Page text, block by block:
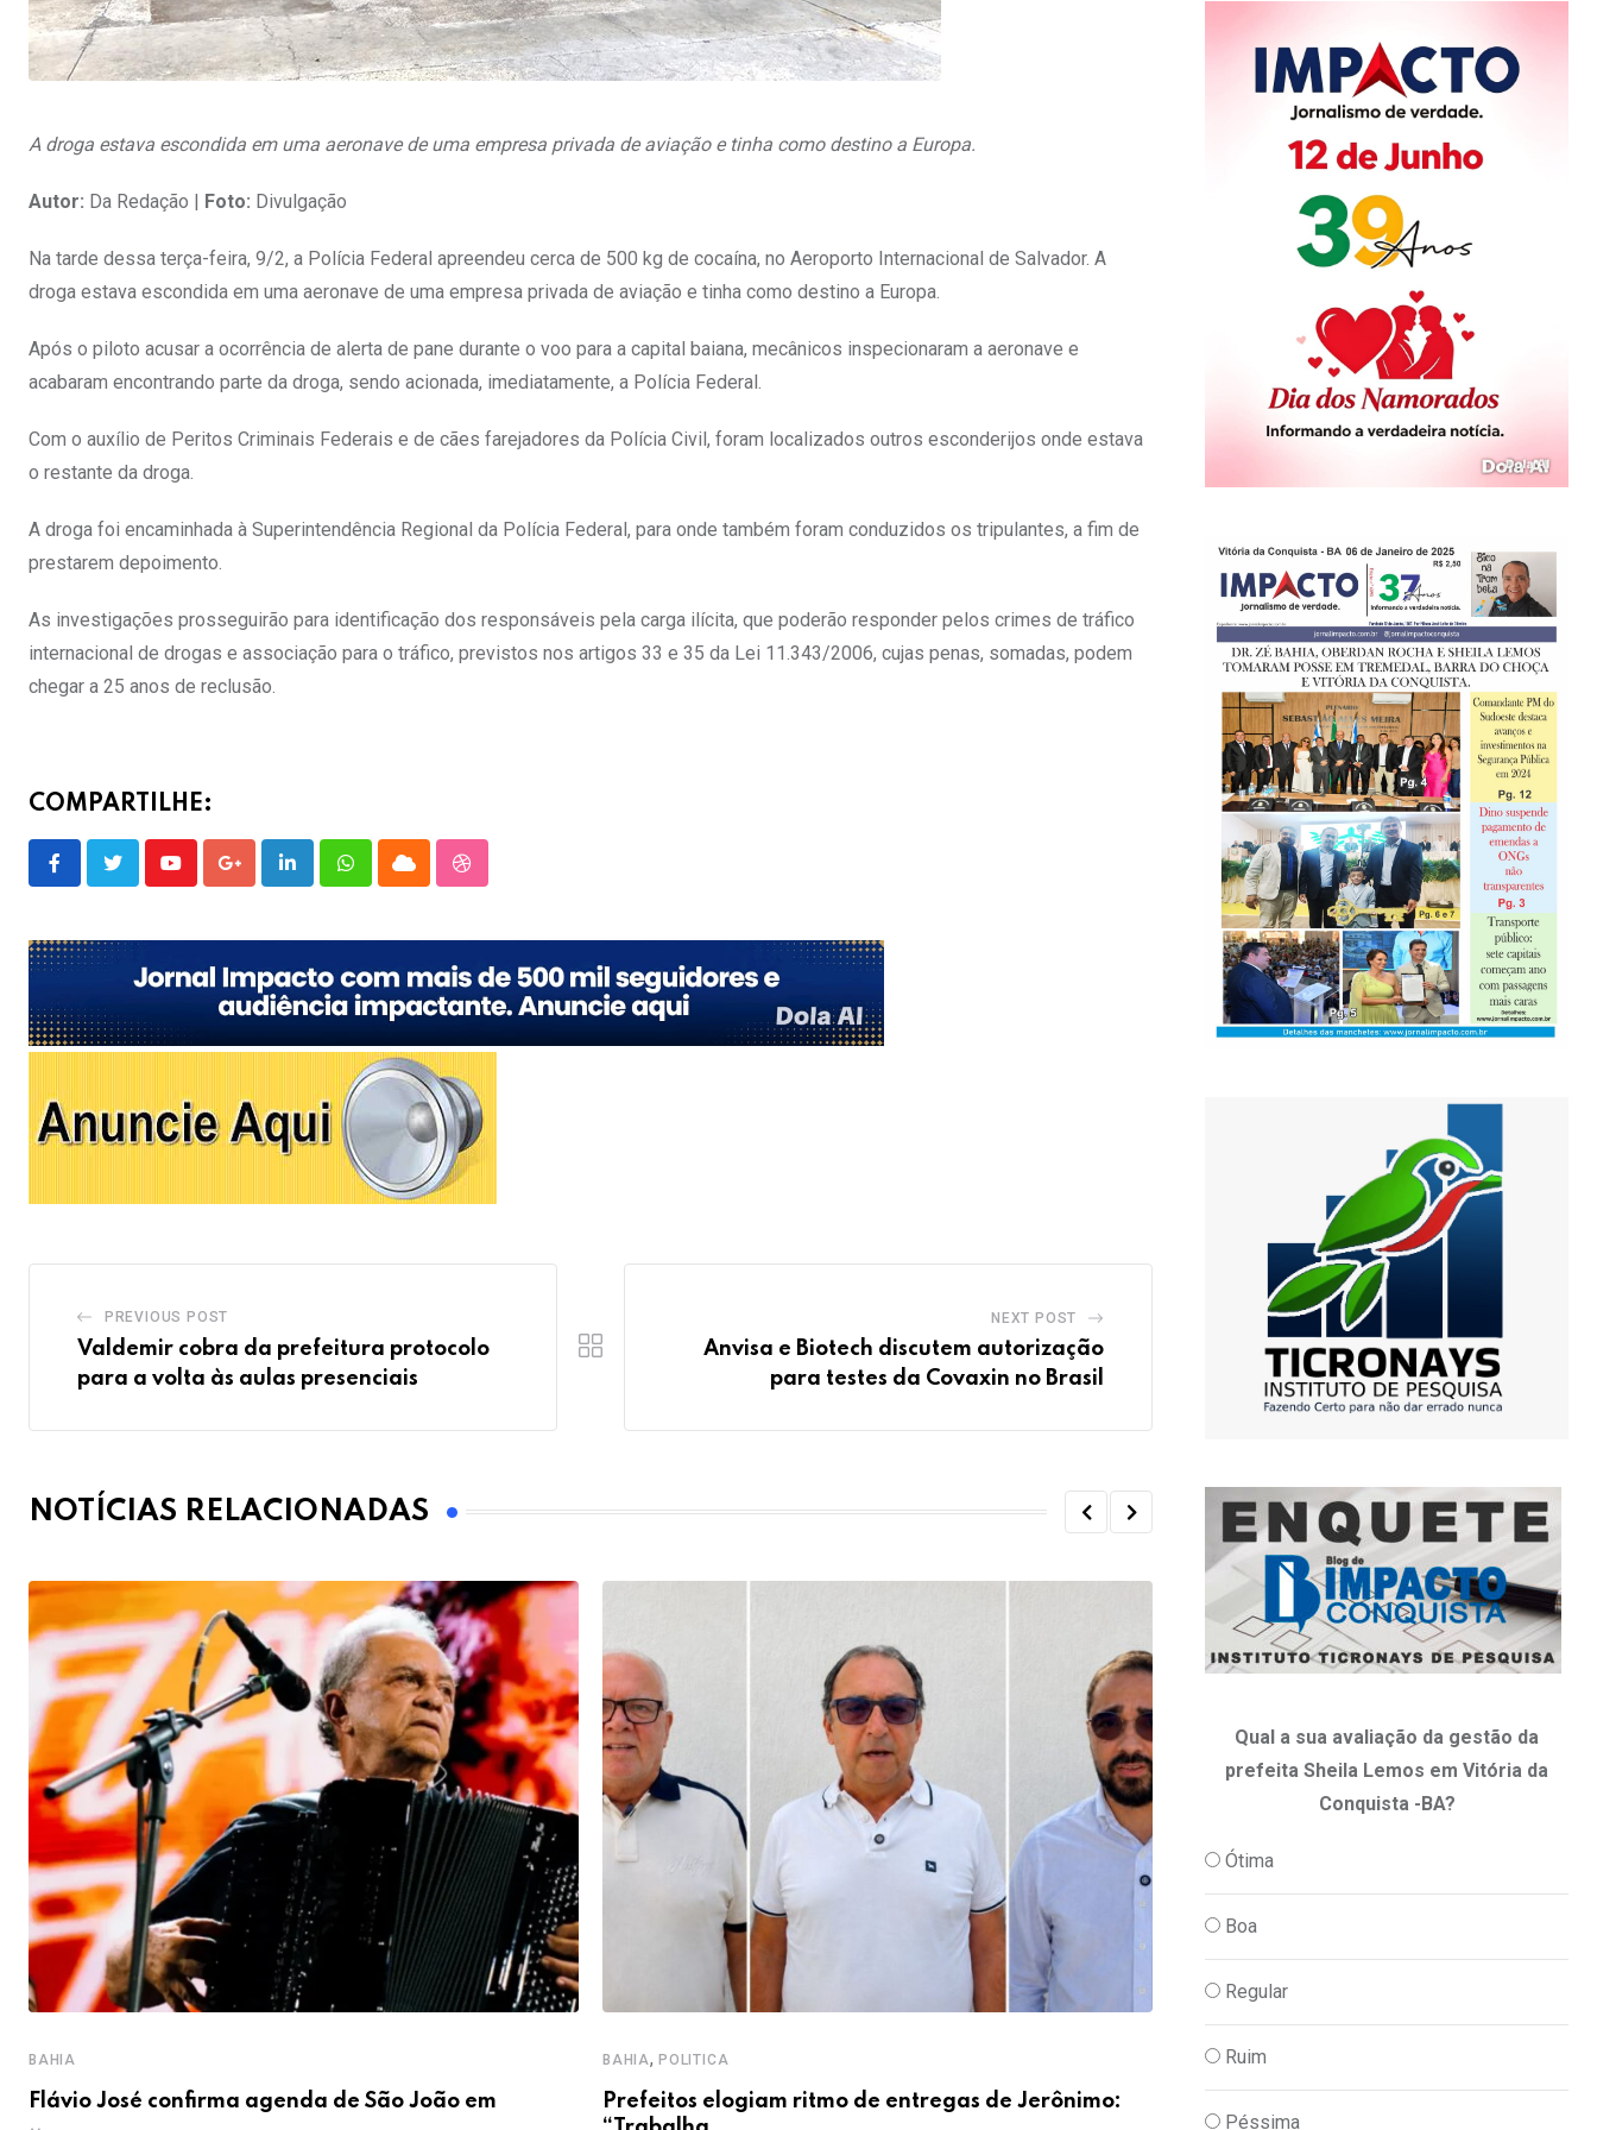
A droga estava escondida em uma aeronave de uma empresa privada de aviação e tinha como destino a Europa.
Autor: Da Redação | Foto: Divulgação
Na tarde dessa terça-feira, 9/2, a Polícia Federal apreendeu cerca de 500 kg de cocaína, no Aeroporto Internacional de Salvador. A
droga estava escondida em uma aeronave de uma empresa privada de aviação e tinha como destino a Europa.
Após o piloto acusar a ocorrência de alerta de pane durante o voo para a capital baiana, mecânicos inspecionaram a aeronave e
acabaram encontrando parte da droga, sendo acionada, imediatamente, a Polícia Federal.
Com o auxílio de Peritos Criminais Federais e de cães farejadores da Polícia Civil, foram localizados outros esconderijos onde estava
o restante da droga.
A droga foi encaminhada à Superintendência Regional da Polícia Federal, para onde também foram conduzidos os tripulantes, a fim de
prestarem depoimento.
As investigações prosseguirão para identificação dos responsáveis pela carga ilícita, que poderão responder pelos crimes de tráfico
internacional de drogas e associação para o tráfico, previstos nos artigos 33 e 35 da Lei 11.343/2006, cujas penas, somadas, podem
chegar a 25 anos de reclusão.
COMPARTILHE:
YoutubeGoogle+LinkedInWhatsappCloud StumbleUpon
PREVIOUS POST
Valdemir cobra da prefeitura protocolo
para a volta às aulas presenciais
NEXT POST
Anvisa e Biotech discutem autorização
para testes da Covaxin no Brasil
NOTÍCIAS RELACIONADAS
BAHIA
Flávio José confirma agenda de São João em
BAHIA, POLITICA
Prefeitos elogiam ritmo de entregas de Jerônimo:
BAHIA
Qual a sua avaliação da gestão da
prefeita Sheila Lemos em Vitória da
Conquista -BA?
Ótima
Boa
Regular
Ruim
Péssima